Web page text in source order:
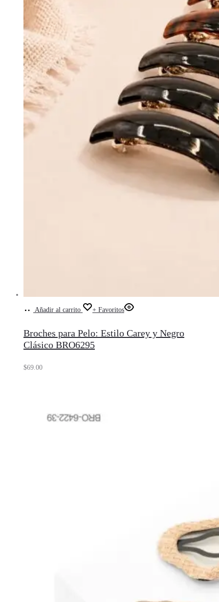
Añadir al carrito + Favoritos
Broches para Pelo: Estilo Carey y Negro
Clásico BRO6295
$69.00